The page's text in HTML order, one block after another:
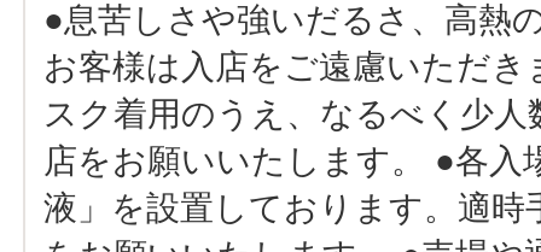
●息苦しさや強いだるさ、高熱
お客様は入店をご遠慮いただき
スク着用のうえ、なるべく少人
店をお願いいたします。 ●各入
液」を設置しております。適時